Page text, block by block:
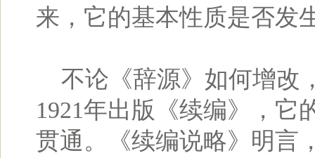
来，它的基本性质是否发
不论《辞源》如何增改
1921年出版《续编》，它
贯通。《续编说略》明言